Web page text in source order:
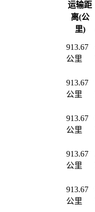
运输距
离(公
里)
913.67
公里
913.67
公里
913.67
公里
913.67
公里
913.67
公里